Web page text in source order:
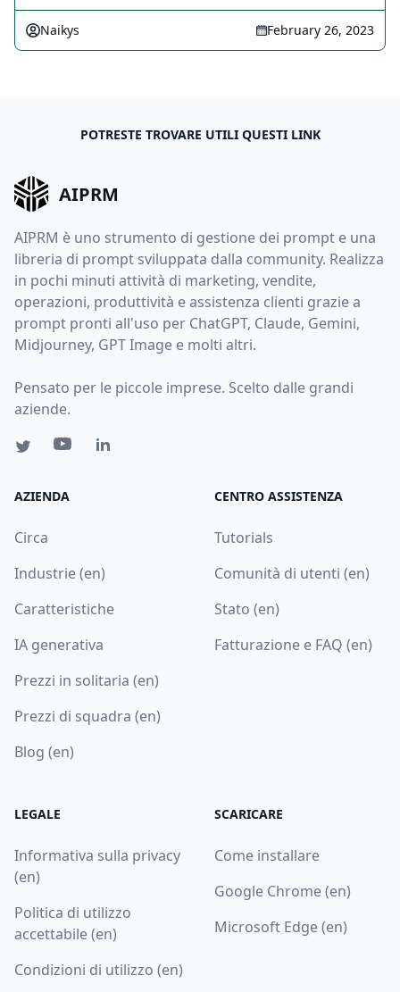
Naikys February 26, 2023
POTRESTE TROVARE UTILI QUESTI LINK
AIPRM
AIPRM è uno strumento di gestione dei prompt e una
libreria di prompt sviluppata dalla community. Realizza
in pochi minuti attività di marketing, vendite,
operazioni, produttività e assistenza clienti grazie a
prompt pronti all'uso per ChatGPT, Claude, Gemini,
Midjourney, GPT Image e molti altri.
Pensato per le piccole imprese. Scelto dalle grandi
aziende.
AZIENDA
Circa
Industrie (en)
Caratteristiche
IA generativa
Prezzi in solitaria (en)
Prezzi di squadra (en)
Blog (en)
CENTRO ASSISTENZA
Tutorials
Comunità di utenti (en)
Stato (en)
Fatturazione e FAQ (en)
LEGALE
Informativa sulla privacy
(en)
Politica di utilizzo
accettabile (en)
Condizioni di utilizzo (en)
SCARICARE
Come installare
Google Chrome (en)
Microsoft Edge (en)